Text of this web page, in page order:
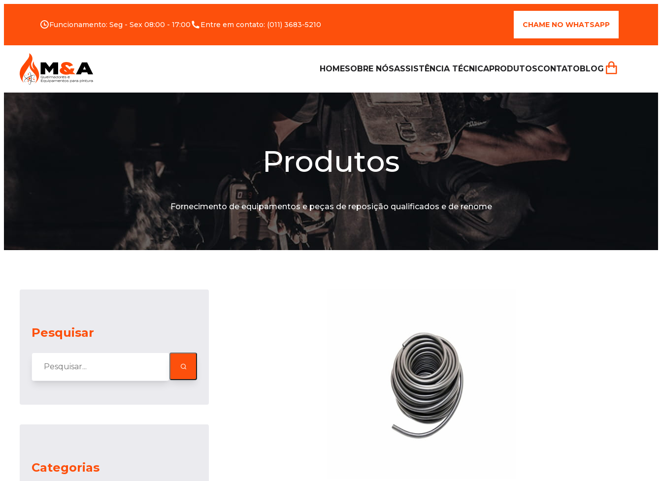
Funcionamento: Seg - Sex 08:00 - 17:00 Entre em contato: (011) 3683-5210 CHAME NO WHATSAPP
HOMESOBRE NÓSASSISTÊNCIA TÉCNICAPRODUTOSCONTATOBLOG
Produtos
Fornecimento de equipamentos e peças de reposição qualificados e de renome
Pesquisar
Categorias